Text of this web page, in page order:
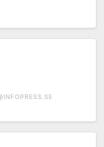
Nödvändiga